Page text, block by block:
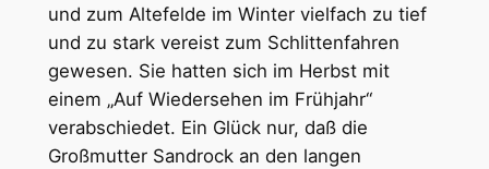
und zum Altefelde im Winter vielfach zu tief
und zu stark vereist zum Schlittenfahren
gewesen. Sie hatten sich im Herbst mit
einem „Auf Wiedersehen im Frühjahr“
verabschiedet. Ein Glück nur, daß die
Großmutter Sandrock an den langen